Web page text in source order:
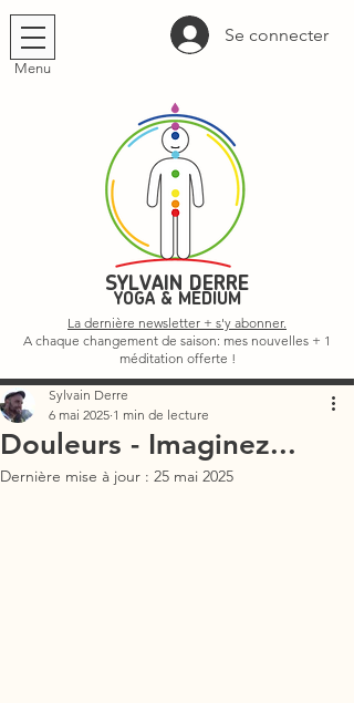
Menu
Se connecter
SYLVAIN DERRE
YOGA & MÉDIUM
La dernière newsletter + s'y abonner.
A chaque changement de saison: mes nouvelles + 1
méditation offerte !
Douleurs - Imaginez...
Sylvain Derre
6 mai 2025 1 min de lecture
Dernière mise à jour : 25 mai 2025